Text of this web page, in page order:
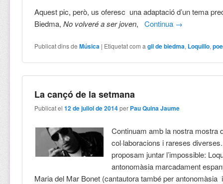
Aquest pic, però, us oferesc una adaptació d’un tema
Biedma,No volveré a ser joven,Continua →
Publicat dins de Música | Etiquetat com a gil de biedma, Loquillo,
La cançó de la setmana
Publicat el12 de juliol de 2014 per Pau Quina Jaume
Continuam amb la nostra mostra
col·laboracions i rareses
proposam juntar l’impossible:
antonomàsia marcadament
Maria del Mar Bonet (cantautora també per antonomàsia